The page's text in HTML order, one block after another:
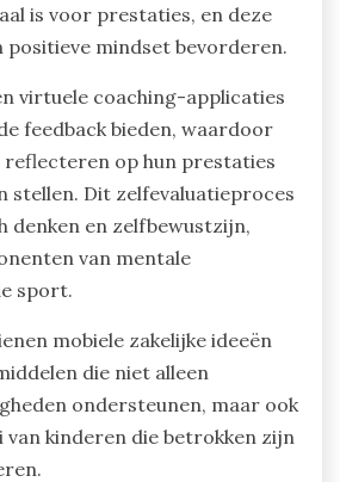
is voor prestaties, en deze
positieve mindset bevorderen.
virtuele coaching-applicaties
feedback bieden, waardoor
reflecteren op hun prestaties
stellen. Dit zelfevaluatieproces
denken en zelfbewustzijn,
van mentale
sport.
mobiele zakelijke ideeën
die niet alleen
ondersteunen, maar ook
van kinderen die betrokken zijn